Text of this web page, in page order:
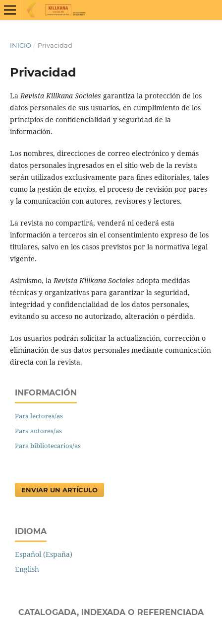
INICIO / Privacidad
Privacidad
LaRevista Killkana Sociales garantiza la protección de los
datos personales de sus usuarios, en cumplimiento de los
principios de confidencialidad y seguridad de la
información.
Los nombres, direcciones de correo electrónico y demás
datos personales ingresados en el sitio web de la revista
serán utilizados exclusivamente para fines editoriales, tales
como la gestión de envíos, el proceso de revisión por pares
y la comunicación con autores, revisores y lectores.
La revista no compartirá, venderá ni cederá esta
información a terceros sin el consentimiento expreso de los
titulares, salvo en los casos previstos por la normativa legal
vigente.
Asimismo, laRevista Killkana Sociales adopta medidas
técnicas y organizativas para garantizar la seguridad,
integridad y confidencialidad de los datos personales,
evitando su acceso no autorizado, alteración o pérdida.
Los usuarios podrán solicitar la actualización, corrección o
eliminación de sus datos personales mediante comunicación
directa con la revista.
INFORMACIÓN
Para lectores/as
Para autores/as
Para bibliotecarios/as
ENVIAR UN ARTÍCULO
IDIOMA
Español (España)
English
CATALOGADA, INDEXADA O REFERENCIADA